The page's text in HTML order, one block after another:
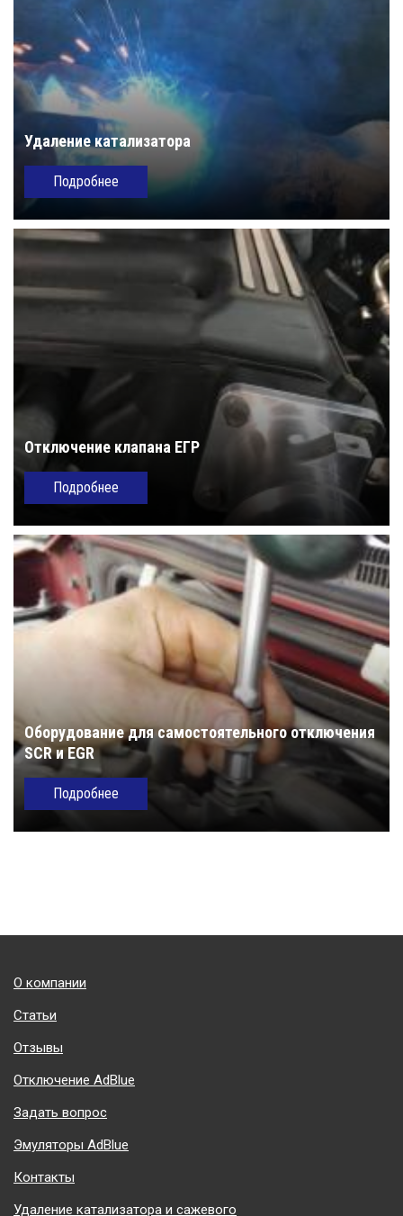
Удаление катализатора
Подробнее
Отключение клапана ЕГР
Подробнее
Оборудование для самостоятельного отключения
SCR и EGR
Подробнее
Подвал
О компании
Статьи
Отзывы
Отключение AdBlue
Задать вопрос
Эмуляторы AdBlue
Контакты
Удаление катализатора и сажевого